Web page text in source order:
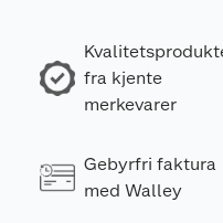
fra kjente
merkevarer
Gebyrfri faktura
med Walley